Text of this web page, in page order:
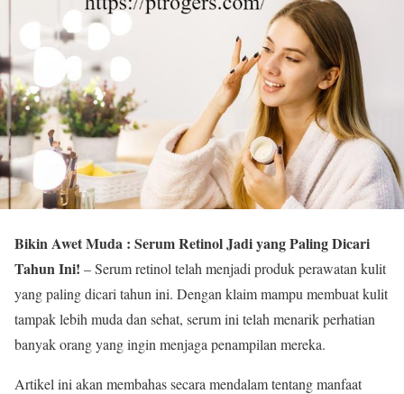
Bikin Awet Muda : Serum Retinol Jadi yang Paling Dicari
Tahun Ini! – Serum retinol telah menjadi produk perawatan kulit
yang paling dicari tahun ini. Dengan klaim mampu membuat kulit
tampak lebih muda dan sehat, serum ini telah menarik perhatian
banyak orang yang ingin menjaga penampilan mereka.
Artikel ini akan membahas secara mendalam tentang manfaat